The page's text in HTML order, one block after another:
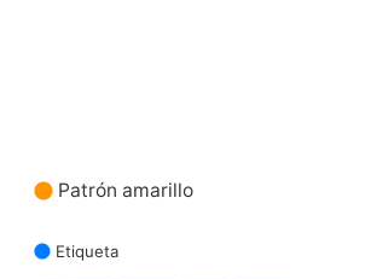
Patrón amarillo
Etiqueta